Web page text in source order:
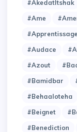
#AkedatItshak
#Ame
#Apprentissage
#Audace
#Azout
#Bamidbar
#Behaaloteha
#Beignet
#Benediction